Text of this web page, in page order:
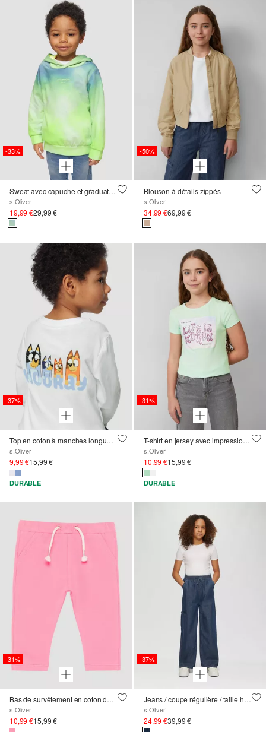
-33%
Sweat avec capuche et graduation des couleurs
s.Oliver
19,99 €29,99 €
-50%
Blouson à détails zippés
s.Oliver
34,99 €69,99 €
-37%
Top en coton à manches longues avec imprimé Bluey
s.Oliver
9,99 €15,99 €
DURABLE
-31%
T-shirt en jersey avec impression en silicone
s.Oliver
10,99 €15,99 €
DURABLE
-31%
Bas de survêtement en coton doux et extensible avec taille élastiquée
s.Oliver
10,99 €15,99 €
-37%
Jeans / coupe régulière / taille haute / jambe large
s.Oliver
24,99 €39,99 €